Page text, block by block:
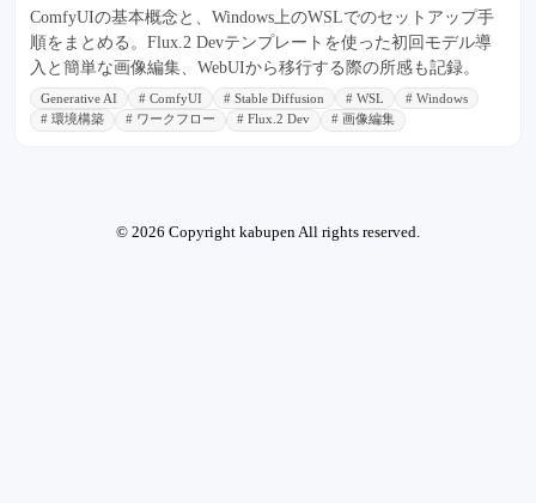
ComfyUIの基本概念と、Windows上のWSLでのセットアップ手
順をまとめる。Flux.2 Devテンプレートを使った初回モデル導
入と簡単な画像編集、WebUIから移行する際の所感も記録。
Generative AI # ComfyUI # Stable Diffusion # WSL
# Windows
# 環境構築
# ワークフロー # Flux.2 Dev # 画像編集
© 2026 Copyright kabupen All rights reserved.